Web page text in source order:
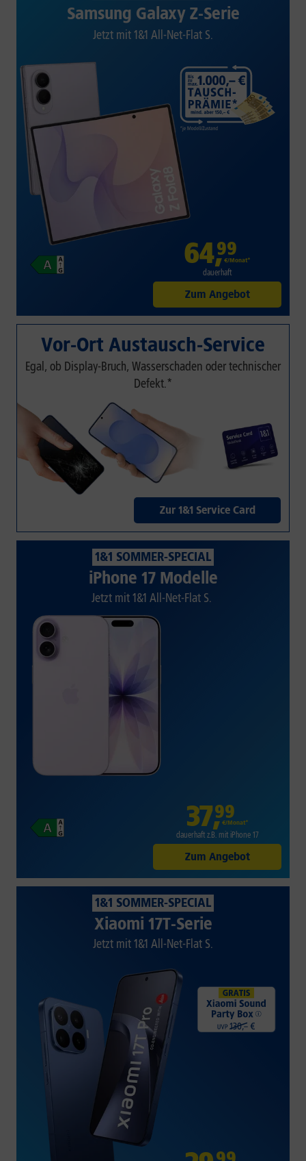
Samsung Galaxy Z-Serie
Jetzt mit 1&1 All-Net-Flat S.
64,99
€/Monat*
dauerhaft
Zum Angebot
Vor-Ort Austausch-Service
Egal, ob Display-Bruch, Wasserschaden oder technischer
Defekt.*
Zur 1&1 Service Card
1&1 SOMMER-SPECIAL
iPhone 17 Modelle
Jetzt mit 1&1 All-Net-Flat S.
37,99
€/Monat*
dauerhaft z.B. mit iPhone 17
Zum Angebot
1&1 SOMMER-SPECIAL
Xiaomi 17T-Serie
Jetzt mit 1&1 All-Net-Flat S.